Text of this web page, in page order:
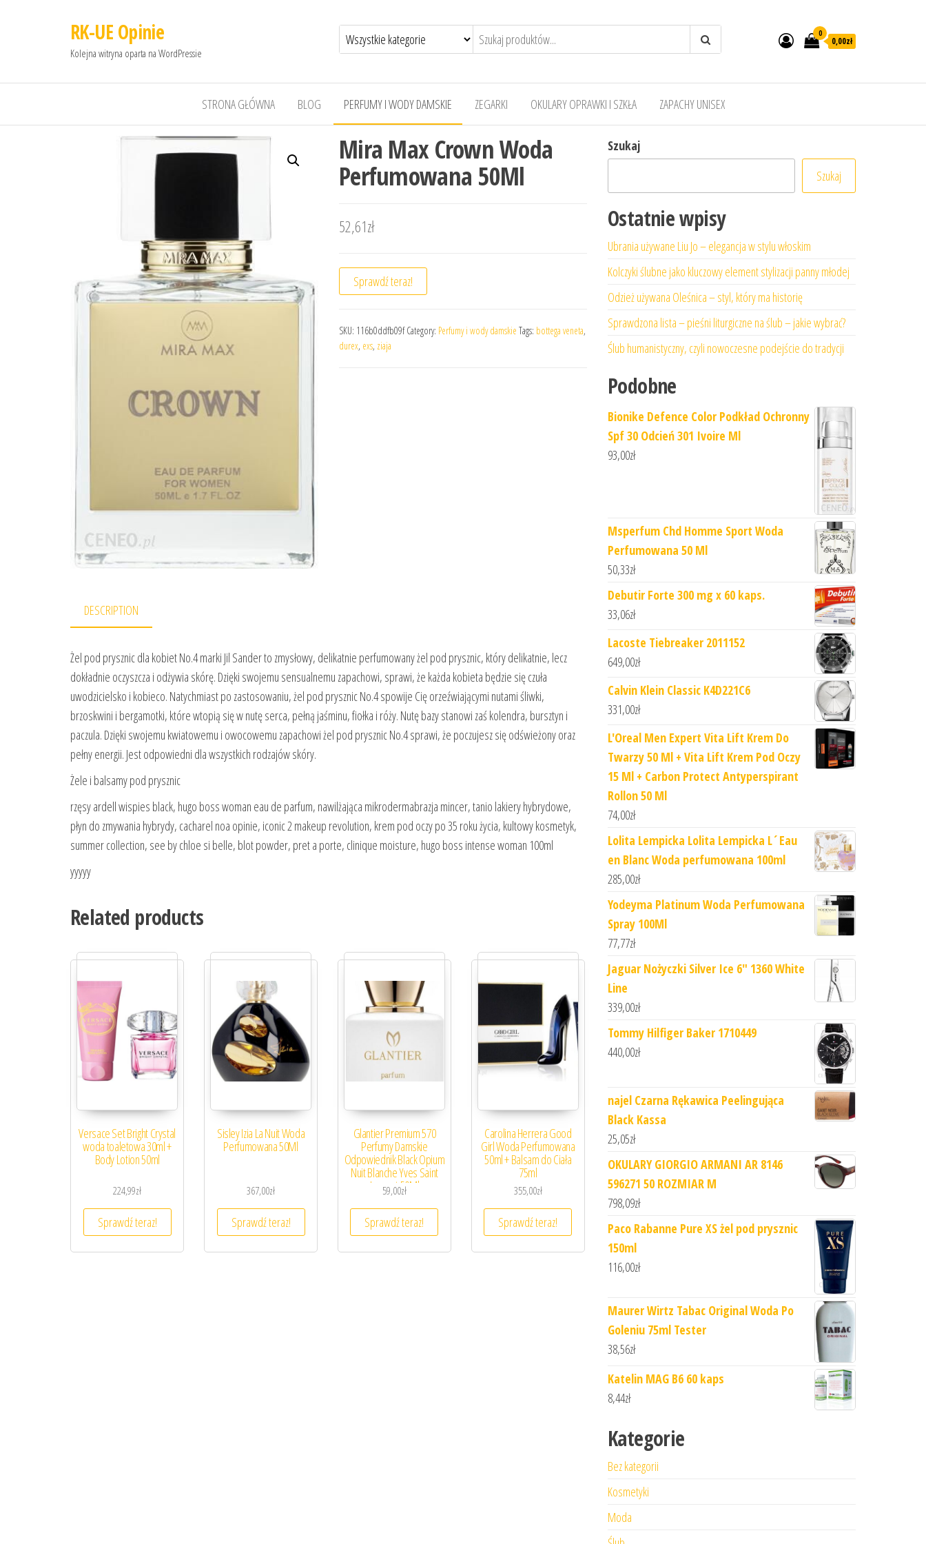
RK-UE Opinie
Kolejna witryna oparta na WordPressie
0
0,00zł
STRONA GŁÓWNA BLOG PERFUMY I WODY DAMSKIE ZEGARKI OKULARY OPRAWKI I SZKŁA ZAPACHY UNISEX
Mira Max Crown Woda
Perfumowana 50Ml
52,61zł
Sprawdź teraz!
SKU: 116b0ddfb09f Category: Perfumy i wody damskie Tags: bottega veneta,
durex, exs, ziaja
DESCRIPTION
Żel pod prysznic dla kobiet No.4 marki Jil Sander to zmysłowy, delikatnie perfumowany żel pod prysznic, który delikatnie, lecz
dokładnie oczyszcza i odżywia skórę. Dzięki swojemu sensualnemu zapachowi, sprawi, że każda kobieta będzie się czuła
uwodzicielsko i kobieco. Natychmiast po zastosowaniu, żel pod prysznic No.4 spowije Cię orzeźwiającymi nutami śliwki,
brzoskwini i bergamotki, które wtopią się w nutę serca, pełną jaśminu, fiołka i róży. Nutę bazy stanowi zaś kolendra, bursztyn i
paczula. Dzięki swojemu kwiatowemu i owocowemu zapachowi żel pod prysznic No.4 sprawi, że poczujesz się odświeżony oraz
pełny energii. Jest odpowiedni dla wszystkich rodzajów skóry.
Żele i balsamy pod prysznic
rzęsy ardell wispies black, hugo boss woman eau de parfum, nawilżająca mikrodermabrazja mincer, tanio lakiery hybrydowe,
płyn do zmywania hybrydy, cacharel noa opinie, iconic 2 makeup revolution, krem pod oczy po 35 roku życia, kultowy kosmetyk,
summer collection, see by chloe si belle, blot powder, pret a porte, clinique moisture, hugo boss intense woman 100ml
yyyyy
Related products
Versace Set Bright Crystal
woda toaletowa 30ml +
Body Lotion 50ml
224,99zł
Sprawdź teraz!
Sisley Izia La Nuit Woda
Perfumowana 50Ml
367,00zł
Sprawdź teraz!
Glantier Premium 570
Perfumy Damskie
Odpowiednik Black Opium
Nuit Blanche Yves Saint
Laurent 50Ml
59,00zł
Sprawdź teraz!
Carolina Herrera Good
Girl Woda Perfumowana
50ml + Balsam do Ciała
75ml
355,00zł
Sprawdź teraz!
Szukaj
Szukaj
Ostatnie wpisy
Ubrania używane Liu Jo – elegancja w stylu włoskim
Kolczyki ślubne jako kluczowy element stylizacji panny młodej
Odzież używana Oleśnica – styl, który ma historię
Sprawdzona lista – pieśni liturgiczne na ślub – jakie wybrać?
Ślub humanistyczny, czyli nowoczesne podejście do tradycji
Podobne
Bionike Defence Color Podkład Ochronny
Spf 30 Odcień 301 Ivoire Ml
93,00zł
Msperfum Chd Homme Sport Woda
Perfumowana 50 Ml
50,33zł
Debutir Forte 300 mg x 60 kaps.
33,06zł
Lacoste Tiebreaker 2011152
649,00zł
Calvin Klein Classic K4D221C6
331,00zł
L'Oreal Men Expert Vita Lift Krem Do
Twarzy 50 Ml + Vita Lift Krem Pod Oczy
15 Ml + Carbon Protect Antyperspirant
Rollon 50 Ml
74,00zł
Lolita Lempicka Lolita Lempicka L´Eau
en Blanc Woda perfumowana 100ml
285,00zł
Yodeyma Platinum Woda Perfumowana
Spray 100Ml
77,77zł
Jaguar Nożyczki Silver Ice 6" 1360 White
Line
339,00zł
Tommy Hilfiger Baker 1710449
440,00zł
najel Czarna Rękawica Peelingująca
Black Kassa
25,05zł
OKULARY GIORGIO ARMANI AR 8146
596271 50 ROZMIAR M
798,09zł
Paco Rabanne Pure XS żel pod prysznic
150ml
116,00zł
Maurer Wirtz Tabac Original Woda Po
Goleniu 75ml Tester
38,56zł
Katelin MAG B6 60 kaps
8,44zł
Kategorie
Bez kategorii
Kosmetyki
Moda